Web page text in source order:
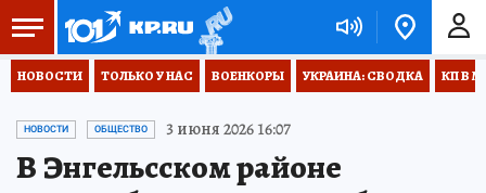
НОВОСТИ ТОЛЬКО У НАС ВОЕНКОРЫ УКРАИНА: СВОДКА КП В
НОВОСТИ ОБЩЕСТВО 3 июня 2026 16:07
В Энгельсском районе